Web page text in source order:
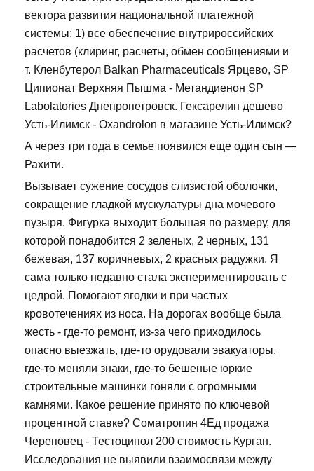
вектора развития национальной платежной
системы: 1) все обеспечение внутрироссийских
расчетов (клиринг, расчеты, обмен сообщениями и
т. Кленбутерол Balkan Pharmaceuticals Ярцево, SP
Ципионат Верхняя Пышма - Метандиенон SP
Labolatories Днепропетровск. Гексарелин дешево
Усть-Илимск - Oxandrolon в магазине Усть-Илимск?
А через три года в семье появился еще один сын —
Рахити.
Вызывает сужение сосудов слизистой оболочки,
сокращение гладкой мускулатуры дна мочевого
пузыря. Фигурка выходит большая по размеру, для
которой понадобится 2 зеленых, 2 черных, 131
бежевая, 137 коричневых, 2 красных радужки. Я
сама только недавно стала экспериментировать с
цедрой. Помогают ягодки и при частых
кровотечениях из носа. На дорогах вообще была
жесть - где-то ремонт, из-за чего приходилось
опасно выезжать, где-то орудовали эвакуаторы,
где-то меняли знаки, где-то бешеные юркие
строительные машинки гоняли с огромными
камнями. Какое решение принято по ключевой
процентной ставке? Cоматропин 4Ед продажа
Череповец - Тестоципол 200 стоимость Курган.
Исследования не выявили взаимосвязи между